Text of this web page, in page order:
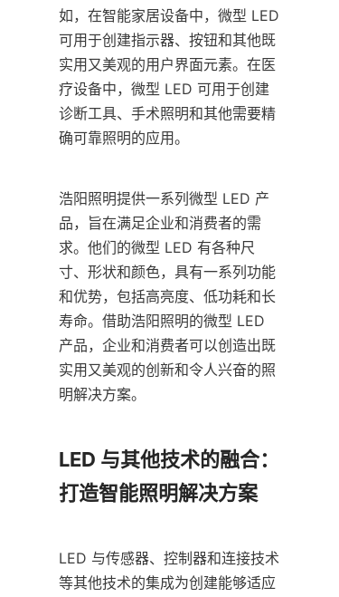
如，在智能家居设备中，微型 LED
可用于创建指示器、按钮和其他既
实用又美观的用户界面元素。在医
疗设备中，微型 LED 可用于创建
诊断工具、手术照明和其他需要精
确可靠照明的应用。
浩阳照明提供一系列微型 LED 产
品，旨在满足企业和消费者的需
求。他们的微型 LED 有各种尺
寸、形状和颜色，具有一系列功能
和优势，包括高亮度、低功耗和长
寿命。借助浩阳照明的微型 LED
产品，企业和消费者可以创造出既
实用又美观的创新和令人兴奋的照
明解决方案。
LED 与其他技术的融合：
打造智能照明解决方案
LED 与传感器、控制器和连接技术
等其他技术的集成为创建能够适应